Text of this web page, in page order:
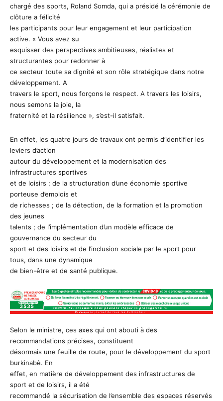
chargé des sports, Roland Somda, qui a présidé la cérémonie de
clôture a félicité
les participants pour leur engagement et leur participation
active. « Vous avez su
esquisser des perspectives ambitieuses, réalistes et
structurantes pour redonner à
ce secteur toute sa dignité et son rôle stratégique dans notre
développement. A
travers le sport, nous forçons le respect. A travers les loisirs,
nous semons la joie, la
fraternité et la résilience », s’est-il satisfait.
En effet, les quatre jours de travaux ont permis d’identifier les
leviers d’action
autour du développement et la modernisation des
infrastructures sportives
et de loisirs ; de la structuration d’une économie sportive
porteuse d’emplois et
de richesses ; de la détection, de la formation et la promotion
des jeunes
talents ; de l’implémentation d’un modèle efficace de
gouvernance du secteur du
sport et des loisirs et de l’inclusion sociale par le sport pour
tous, dans une dynamique
de bien-être et de santé publique.
Selon le ministre, ces axes qui ont abouti à des
recommandations précises, constituent
désormais une feuille de route, pour le développement du sport
burkinabè. En
effet, en matière de développement des infrastructures de
sport et de loisirs, il a été
recommandé la sécurisation de l’ensemble des espaces réservés